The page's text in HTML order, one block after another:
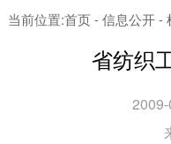
当前位置:首页-信息公开-
省纺织